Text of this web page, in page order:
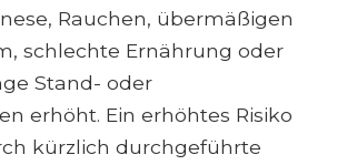
Rauchen, übermäßigen
schlechte Ernährung oder
Stand- oder
erhöht. Ein erhöhtes Risiko
kürzlich durchgeführte